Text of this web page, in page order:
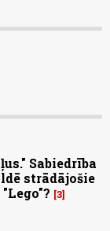
Sabiedrība
strādājošie
3